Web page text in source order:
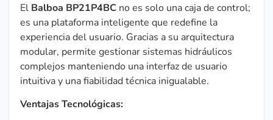
El Balboa BP21P4BC no es solo una caja de control;
es una plataforma inteligente que redefine la
experiencia del usuario. Gracias a su arquitectura
modular, permite gestionar sistemas hidráulicos
complejos manteniendo una interfaz de usuario
intuitiva y una fiabilidad técnica inigualable.
Ventajas Tecnológicas: